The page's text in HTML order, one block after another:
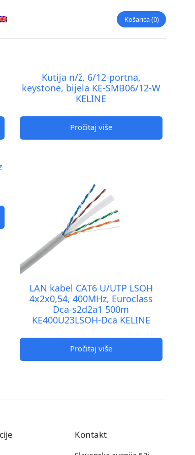
Košarica 0
Kutija n/ž, 6/12-portna,
keystone, bijela KE-SMB06/12-W
KELINE
Pročitaj više
LAN kabel CAT6 U/UTP LSOH
4x2x0,54, 400MHz, Euroclass
Dca-s2d2a1 500m
KE400U23LSOH-Dca KELINE
Pročitaj više
Kontakt